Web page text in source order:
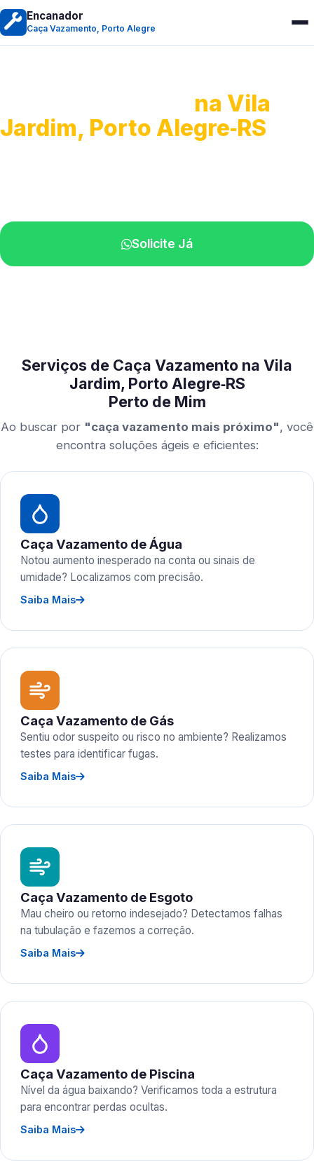
Encanador
Caça Vazamento, Porto Alegre
na Vila
Jardim, Porto Alegre‑RS
Solicite Já
Serviços de Caça Vazamento na Vila
Jardim, Porto Alegre‑RS
Perto de Mim
Ao buscar por "caça vazamento mais próximo", você
encontra soluções ágeis e eficientes:
Caça Vazamento de Água
Notou aumento inesperado na conta ou sinais de
umidade? Localizamos com precisão.
Saiba Mais
Caça Vazamento de Gás
Sentiu odor suspeito ou risco no ambiente? Realizamos
testes para identificar fugas.
Saiba Mais
Caça Vazamento de Esgoto
Mau cheiro ou retorno indesejado? Detectamos falhas
na tubulação e fazemos a correção.
Saiba Mais
Caça Vazamento de Piscina
Nível da água baixando? Verificamos toda a estrutura
para encontrar perdas ocultas.
Saiba Mais